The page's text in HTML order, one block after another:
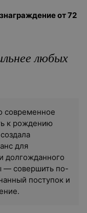
от 72
любых
современное
к рождению
для
долгожданного
— совершить по-
поступок и